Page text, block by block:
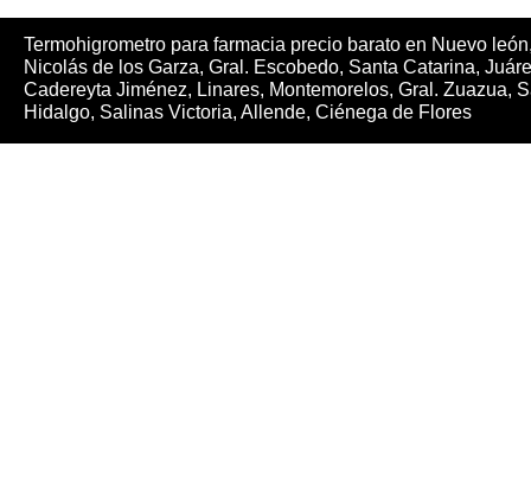
Termohigrometro para farmacia precio barato en Nuevo
Nicolás de los Garza, Gral. Escobedo, Santa Catarina,
Cadereyta Jiménez, Linares, Montemorelos, Gral. Zuazua,
Hidalgo, Salinas Victoria, Allende, Ciénega de Flores